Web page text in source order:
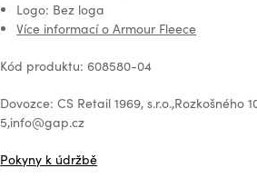
Logo: Bez loga
Více informací o Armour Fleece
Kód produktu: 608580-04
Dovozce: CS Retail 1969, s.r.o.,Rozkošného
5,info@gap.cz
Pokyny k údržbě